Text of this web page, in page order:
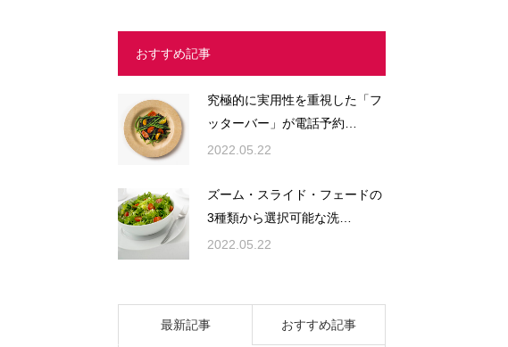
おすすめ記事
究極的に実用性を重視した「フ
ッターバー」が電話予約…
2022.05.22
ズーム・スライド・フェードの
3種類から選択可能な洗…
2022.05.22
最新記事 おすすめ記事